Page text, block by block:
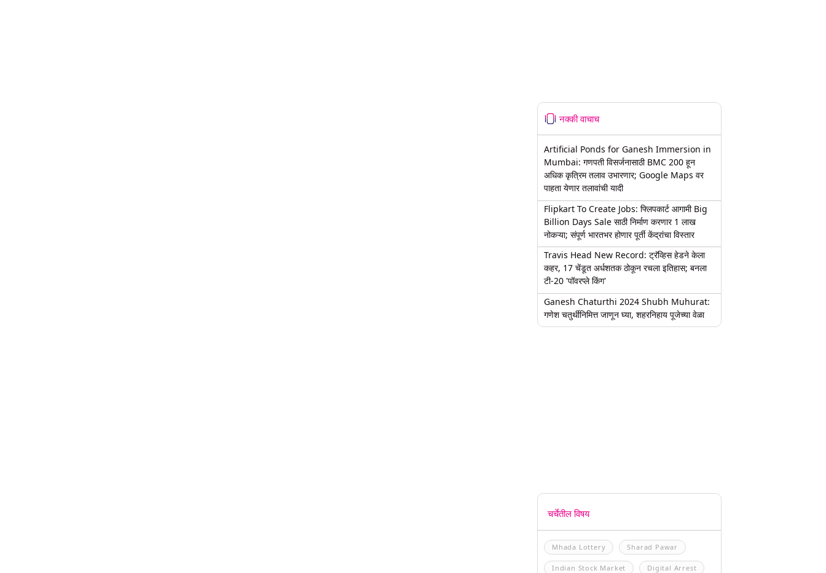
नक्की वाचाच
Artificial Ponds for Ganesh Immersion in
Mumbai: गणपती विसर्जनासाठी BMC 200 हून
अधिक कृत्रिम तलाव उभारणार; Google Maps वर
पाहता येणार तलावांची यादी
Flipkart To Create Jobs: फ्लिपकार्ट आगामी Big
Billion Days Sale साठी निर्माण करणार 1 लाख
नोकऱ्या; संपूर्ण भारतभर होणार पूर्ती केंद्रांचा विस्तार
Travis Head New Record: ट्रॅव्हिस हेडने केला
कहर, 17 चेंडूत अर्धशतक ठोकून रचला इतिहास; बनला
टी-20 'पॉवरप्ले किंग'
Ganesh Chaturthi 2024 Shubh Muhurat:
गणेश चतुर्थीनिमित्त जाणून घ्या, शहरनिहाय पूजेच्या वेळा
चर्चेतील विषय
Mhada Lottery Sharad Pawar
Indian Stock Market Digital Arrest